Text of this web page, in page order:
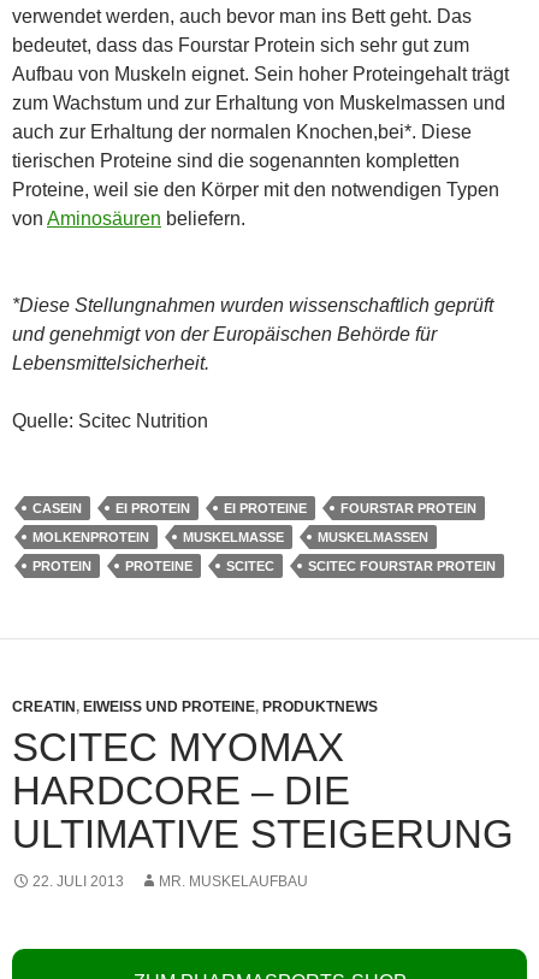
verwendet werden, auch bevor man ins Bett geht. Das
bedeutet, dass das Fourstar Protein sich sehr gut zum
Aufbau von Muskeln eignet. Sein hoher Proteingehalt trägt
zum Wachstum und zur Erhaltung von Muskelmassen und
auch zur Erhaltung der normalen Knochen,bei*. Diese
tierischen Proteine sind die sogenannten kompletten
Proteine, weil sie den Körper mit den notwendigen Typen
von Aminosäuren beliefern.
*Diese Stellungnahmen wurden wissenschaftlich geprüft
und genehmigt von der Europäischen Behörde für
Lebensmittelsicherheit.
Quelle: Scitec Nutrition
CASEIN EI PROTEIN EI PROTEINE
FOURSTAR PROTEIN
MOLKENPROTEIN
MUSKELMASSE
MUSKELMASSEN
PROTEIN
PROTEINE SCITEC SCITEC FOURSTAR PROTEIN
CREATIN, EIWEISS UND PROTEINE, PRODUKTNEWS
SCITEC MYOMAX
HARDCORE – DIE
ULTIMATIVE STEIGERUNG
22. JULI 2013 MR. MUSKELAUFBAU